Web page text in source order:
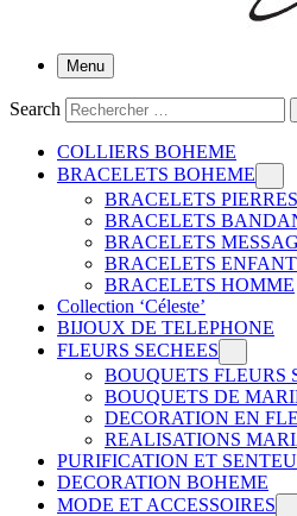
Menu
Search
COLLIERS BOHEME
BRACELETS BOHEME
BRACELETS PIERRES
BRACELETS
BRACELETS
BRACELETS
BRACELETS HOMME
Collection ‘Céleste’
BIJOUX DE TELEPHONE
FLEURS SECHEES
BOUQUETS FLEURS
BOUQUETS DE
DECORATION EN
REALISATIONS
PURIFICATION ET
DECORATION BOHEME
MODE ET ACCESSOIRES